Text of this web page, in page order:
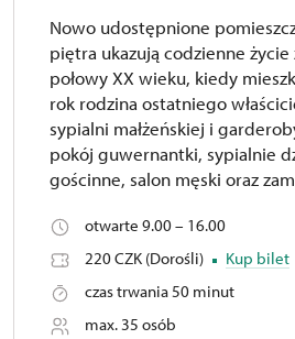
28. 12. pn.
29. 12. wt.
30. 12. śr.
31. 12. czw.
Nowo udostępnione
piętra ukazują codzienne życie
połowy XX wieku, kiedy
rok rodzina ostatniego
sypialni małżeńskiej i
pokój guwernantki, sypialnie
gościnne, salon męski oraz
otwarte 9.00 – 16.00
220 CZK (Dorośli)
Kup bilet
czas trwania 50 minut
max. 35 osób